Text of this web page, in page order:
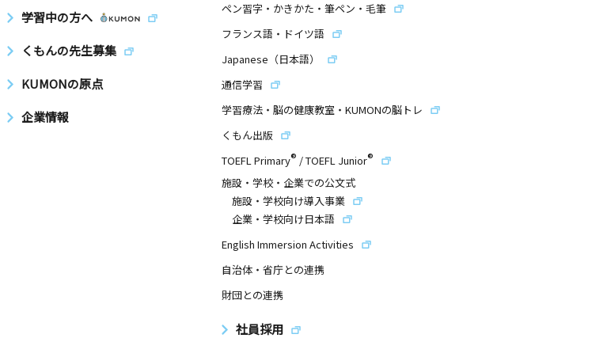
学習中の方へ
くもんの先生募集
KUMONの原点
企業情報
ペン習字・かきかた・筆ペン・毛筆
フランス語・ドイツ語
Japanese（日本語）
通信学習
学習療法・脳の健康教室・KUMONの脳トレ
くもん出版
TOEFL Primary® /TOEFL Junior®
施設・学校・企業での公文式
施設・学校向け導入事業
企業・学校向け日本語
English Immersion Activities
自治体・省庁との連携
財団との連携
社員採用